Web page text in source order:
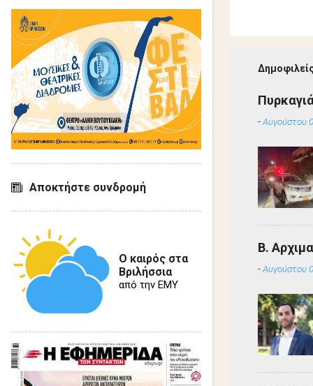
-Αυγούστου
Β.
-Αυγούστου
Αποκτήστε συνδρομή
Ο καιρός στα
Βριλήσσια
από την ΕΜΥ